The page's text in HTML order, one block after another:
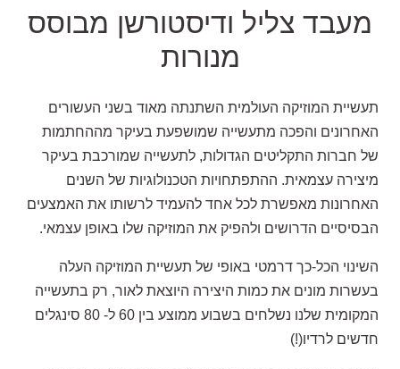
מעבד צליל ודיסטורשן מבוסס
מנורות
תעשיית המוזיקה העולמית השתנתה מאוד בשני העשורים
האחרונים והפכה מתעשייה שמושפעת בעיקר מההחתמות
של חברות התקליטים הגדולות, לתעשייה שמורכבת בעיקר
מיצירה עצמאית. ההתפתחויות הטכנולוגיות של השנים
האחרונות מאפשרת לכל אחד להעמיד לרשותו את האמצעים
הבסיסיים הדרושים ולהפיק את המוזיקה שלו באופן עצמאי.
השינוי הכל-כך דרמטי באופי של תעשיית המוזיקה העלה
בעשרות מונים את כמות היצירה היוצאת לאור, רק בתעשייה
המקומית שלנו נשלחים בשבוע ממוצע בין 60 ל- 80 סינגלים
חדשים לרדיו(!)